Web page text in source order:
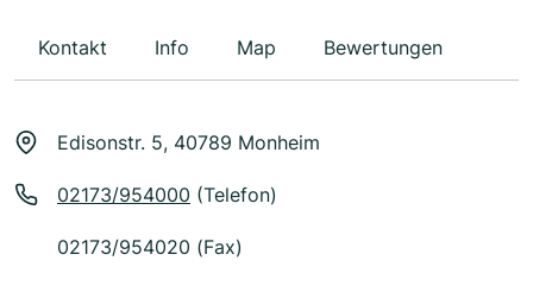
Kontakt Info Map Bewertungen
Edisonstr. 5, 40789 Monheim
02173/954000 (Telefon)
02173/954020 (Fax)